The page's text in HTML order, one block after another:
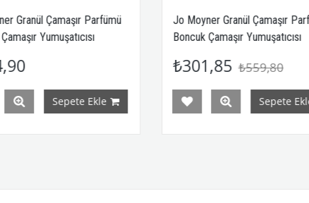
Jo Moyner Granül Çamaşır Parfümü
Boncuk Çamaşır Yumuşatıcısı
₺301,85
Sepete Ekle
Jo Moyner Granül
Boncuk Çamaşır
₺479,90